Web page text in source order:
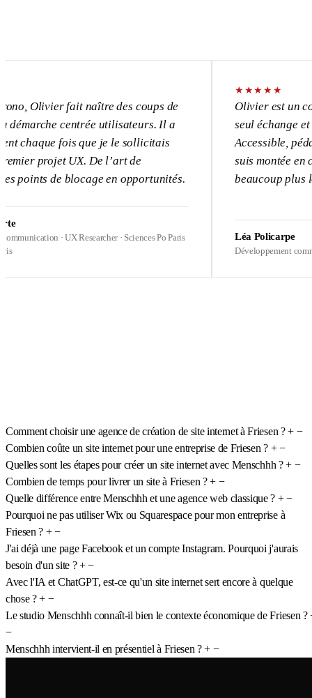
fait naître des coups de
centrée utilisateurs. Il a
fois que je le sollicitais
UX. De l’art de
de blocage en opportunités.
· UX Researcher · Sciences Po Paris
★
Olivier est un
seul échange et l’UX
Accessible,
suis montée en
beaucoup plus loin sur
Léa Policarpe
Développement commercial ·
Comment choisir une agence de création de site internet à Friesen ? + −
Combien coûte un site internet pour une entreprise de Friesen ? + −
Quelles sont les étapes pour créer un site internet avec Menschhh ? + −
Combien de temps pour livrer un site à Friesen ? + −
Quelle différence entre Menschhh et une agence web classique ? + −
Pourquoi ne pas utiliser Wix ou Squarespace pour mon entreprise à
Friesen ? + −
J'ai déjà une page Facebook et un compte Instagram. Pourquoi j'aurais
besoin d'un site ? + −
Avec l'IA et ChatGPT, est-ce qu'un site internet sert encore à quelque
chose ? + −
Le studio Menschhh connaît-il bien le contexte économique de Friesen ?
−
Menschhh intervient-il en présentiel à Friesen ? + −